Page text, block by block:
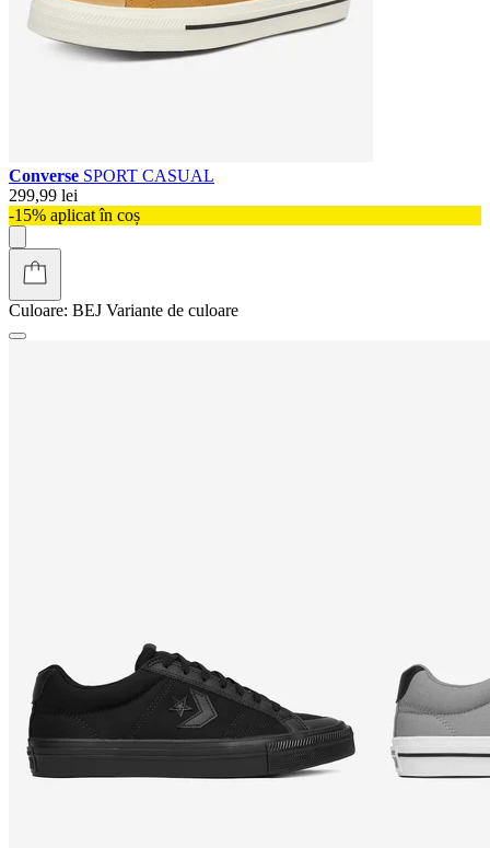
Converse SPORT CASUAL
299,99 lei
-15% aplicat în coș
Culoare: BEJ Variante de culoare